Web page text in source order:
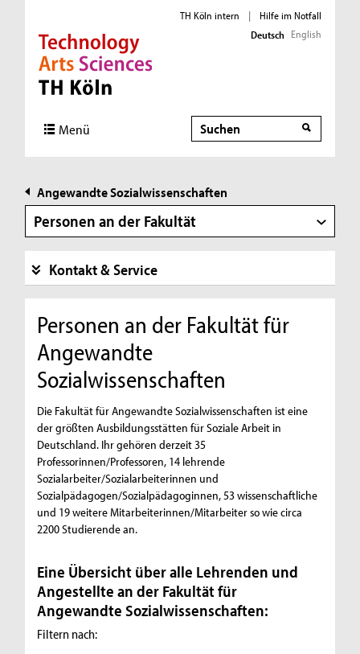
Direkt zur Hauptnavigation
Direkt zur Subnavigation
Direkt zum Inhalt
Direkt zum Fußbereich
TH Köln intern |
Hilfe im Notfall
Deutsch English
Menü Suche
Suche
Angewandte Sozialwissenschaften
Personen an der Fakultät
Kontakt & Service
Personen an der Fakultät für
Angewandte
Sozialwissenschaften
Die Fakultät für Angewandte Sozialwissenschaften ist eine
der größten Ausbildungsstätten für Soziale Arbeit in
Deutschland. Ihr gehören derzeit 35
Professorinnen/Professoren, 14 lehrende
Sozialarbeiter/Sozialarbeiterinnen und
Sozialpädagogen/Sozialpädagoginnen, 53 wissenschaftliche
und 19 weitere Mitarbeiterinnen/Mitarbeiter so wie circa
2200 Studierende an.
Eine Übersicht über alle Lehrenden und
Angestellte an der Fakultät für
Angewandte Sozialwissenschaften:
Filtern nach: